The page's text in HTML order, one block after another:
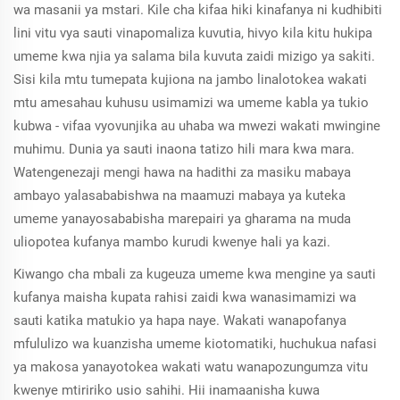
wa masanii ya mstari. Kile cha kifaa hiki kinafanya ni kudhibiti
lini vitu vya sauti vinapomaliza kuvutia, hivyo kila kitu hukipa
umeme kwa njia ya salama bila kuvuta zaidi mizigo ya sakiti.
Sisi kila mtu tumepata kujiona na jambo linalotokea wakati
mtu amesahau kuhusu usimamizi wa umeme kabla ya tukio
kubwa - vifaa vyovunjika au uhaba wa mwezi wakati mwingine
muhimu. Dunia ya sauti inaona tatizo hili mara kwa mara.
Watengenezaji mengi hawa na hadithi za masiku mabaya
ambayo yalasababishwa na maamuzi mabaya ya kuteka
umeme yanayosababisha marepairi ya gharama na muda
uliopotea kufanya mambo kurudi kwenye hali ya kazi.
Kiwango cha mbali za kugeuza umeme kwa mengine ya sauti
kufanya maisha kupata rahisi zaidi kwa wanasimamizi wa
sauti katika matukio ya hapa naye. Wakati wanapofanya
mfululizo wa kuanzisha umeme kiotomatiki, huchukua nafasi
ya makosa yanayotokea wakati watu wanapozungumza vitu
kwenye mtiririko usio sahihi. Hii inamaanisha kuwa